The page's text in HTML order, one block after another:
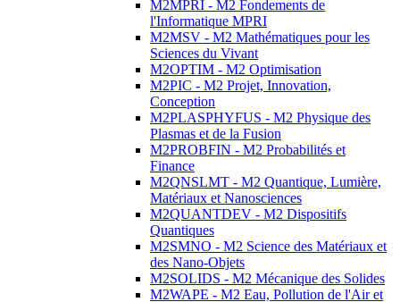
M2MPRI - M2 Fondements de
l'Informatique MPRI
M2MSV - M2 Mathématiques pour les
Sciences du Vivant
M2OPTIM - M2 Optimisation
M2PIC - M2 Projet, Innovation,
Conception
M2PLASPHYFUS - M2 Physique des
Plasmas et de la Fusion
M2PROBFIN - M2 Probabilités et
Finance
M2QNSLMT - M2 Quantique, Lumière,
Matériaux et Nanosciences
M2QUANTDEV - M2 Dispositifs
Quantiques
M2SMNO - M2 Science des Matériaux et
des Nano-Objets
M2SOLIDS - M2 Mécanique des Solides
M2WAPE - M2 Eau, Pollution de l'Air et